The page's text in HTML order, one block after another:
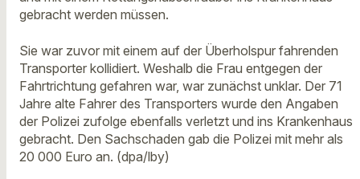
gebracht werden müssen.
Sie war zuvor mit einem auf der Überholspur fahrenden
Transporter kollidiert. Weshalb die Frau entgegen der
Fahrtrichtung gefahren war, war zunächst unklar. Der 71
Jahre alte Fahrer des Transporters wurde den Angaben
der Polizei zufolge ebenfalls verletzt und ins Krankenhaus
gebracht. Den Sachschaden gab die Polizei mit mehr als
20 000 Euro an. (dpa/lby)